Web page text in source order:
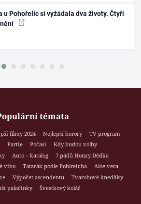
u Pohořelic si vyžádala dva životy. Čtyři
témata
filmy 2024 Nejlepší horory
TV program
Partie Počasí
Kdy budou volby
Auto – katalog
7 pádů Honzy Dědka
víno Tatarák podle Pohlreicha
Aloe vera
Výpočet ascendentu
Tvarohové knedlíky
palačinky
Švestkový koláč